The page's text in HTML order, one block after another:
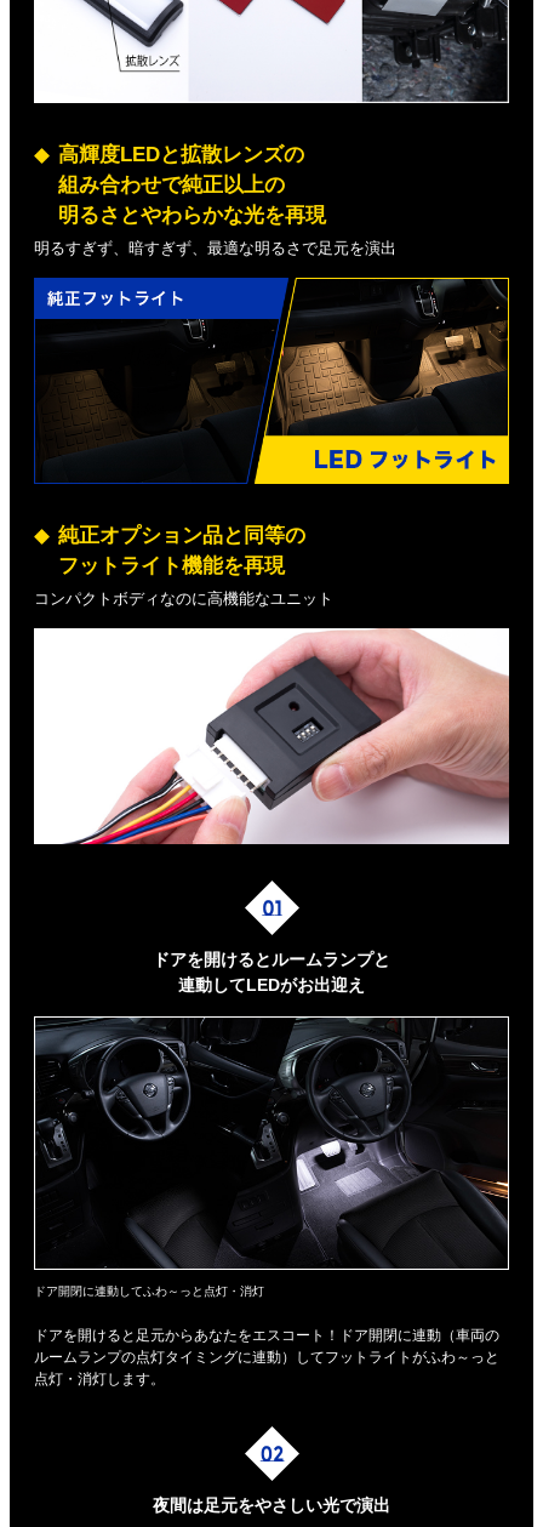
高輝度LEDと拡散レンズの
組み合わせで純正以上の
明るさとやわらかな光を再現
明るすぎず、暗すぎず、最適な明るさで足元を演出
純正オプション品と同等の
フットライト機能を再現
コンパクトボディなのに高機能なユニット
ドアを開けるとルームランプと
連動してLEDがお出迎え
ドア開閉に連動してふわ～っと点灯・消灯
ドアを開けると足元からあなたをエスコート！ドア開閉に連動（車両の
ルームランプの点灯タイミングに連動）してフットライトがふわ～っと
点灯・消灯します。
夜間は足元をやさしい光で演出